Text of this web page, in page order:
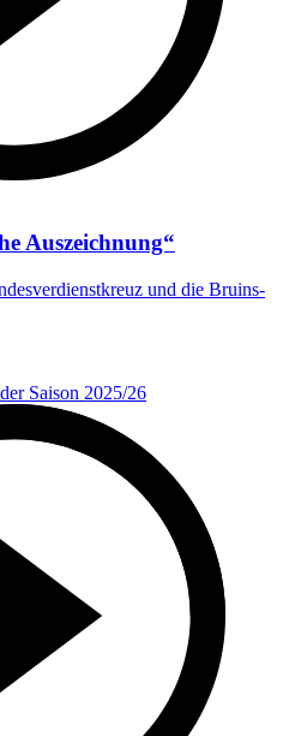
Auszeichnung“
und die Bruins-